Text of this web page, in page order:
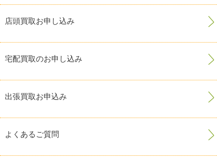
店頭買取お申し込み
宅配買取のお申し込み
出張買取お申込み
よくあるご質問